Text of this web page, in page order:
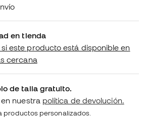
en tienda
este producto está disponible en
cercana
de talla gratuito.
nuestra política de devolución.
productos personalizados.